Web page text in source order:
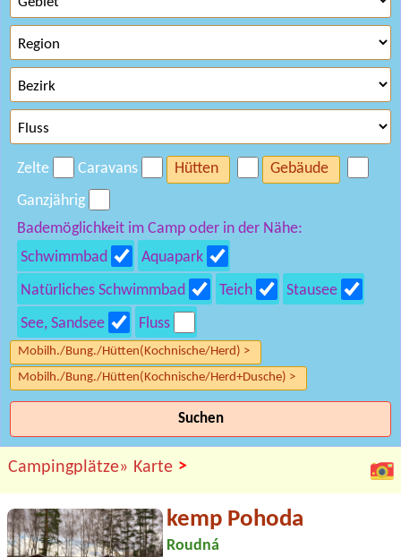
Zelte Caravans Hütten
Gebäude
Ganzjährig
Bademöglichkeit im Camp oder in der Nähe:
Schwimmbad
Aquapark
Natürliches Schwimmbad
Teich
Stausee
See, Sandsee
Fluss
Mobilh./Bung./Hütten(Kochnische/Herd) >
Mobilh./Bung./Hütten(Kochnische/Herd+Dusche) >
Suchen
Campingplätze» Karte >
kemp Pohoda
Roudná